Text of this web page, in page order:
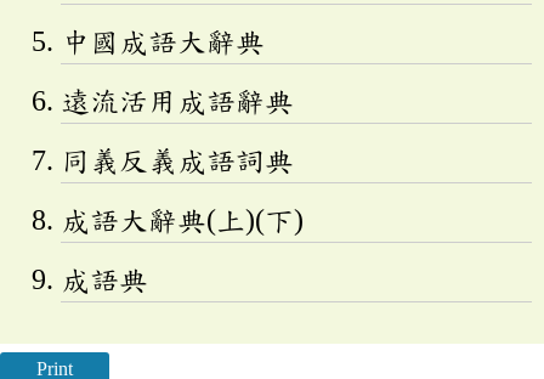
中國成語大辭典
遠流活用成語辭典
同義反義成語詞典
成語大辭典(上)(下)
成語典
Print